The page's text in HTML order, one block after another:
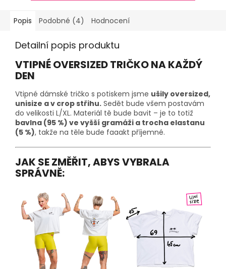
Popis Podobné (4) Hodnocení
Detailní popis produktu
VTIPNÉ OVERSIZED TRIČKO NA KAŽDÝ
DEN
Vtipné dámské tričko s potiskem jsme ušily oversized,
unisize a v crop střihu. Sedět bude všem postavám
do velikosti L/XL. Materiál tě bude bavit – je to totiž
bavlna (95 %) ve vyšší gramáži a trocha elastanu
(5 %), takže na těle bude faaakt příjemné.
JAK SE ZMĚŘIT, ABYS VYBRALA
SPRÁVNĚ: